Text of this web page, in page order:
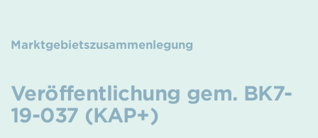
Marktgebietszusammenlegung
Veröffentlichung gem. BK7-
19-037 (KAP+)